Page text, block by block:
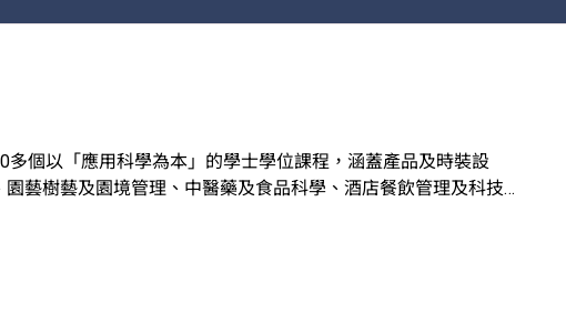
個以「應用科學為本」的學士學位課程，涵蓋產品及時裝設
藝樹藝及園境管理、中醫藥及食品科學、酒店餐飲管理及科技應
與理論知識，透過應用科學為本的教學方式及着重應用的課程設
過與業界緊密合作，在課程中為學生提供工作綜合學習（Work-
積極與業界合作，獲取實戰經驗，所掌握的專業技術及知識可以